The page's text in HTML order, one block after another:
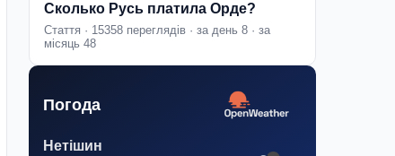
Сколько Русь платила Орде?
Стаття · 15358 переглядів · за день 8 · за
місяць 48
Погода
Нетішин